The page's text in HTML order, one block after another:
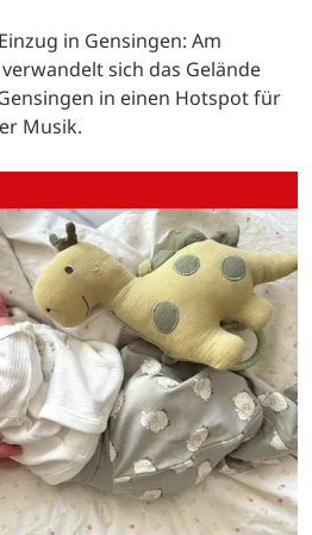
in Gensingen: Am
sich das Gelände
in einen Hotspot für
Musik.